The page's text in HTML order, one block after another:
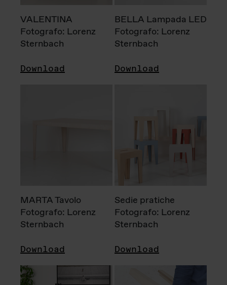
VALENTINA
Fotografo: Lorenz
Sternbach
Download
BELLA Lampada LED
Fotografo: Lorenz
Sternbach
Download
MARTA Tavolo
Fotografo: Lorenz
Sternbach
Download
Sedie pratiche
Fotografo: Lorenz
Sternbach
Download